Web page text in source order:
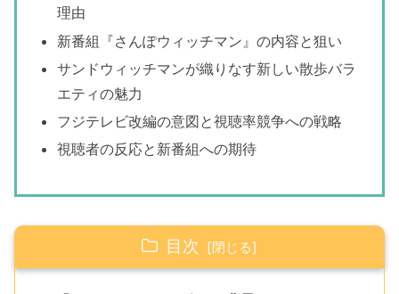
理由
新番組『さんぽウィッチマン』の内容と狙い
サンドウィッチマンが織りなす新しい散歩バラ
エティの魅力
フジテレビ改編の意図と視聴率競争への戦略
視聴者の反応と新番組への期待
目次